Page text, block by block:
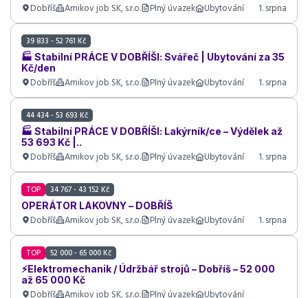
Dobříš Amikov job SK, s.r.o. Plný úvazek Ubytování 1. srpna
39 833 - 52 761 Kč
🏭 Stabilní PRÁCE V DOBŘÍŠI: Svářeč | Ubytování za 35
Kč/den
Dobříš Amikov job SK, s.r.o. Plný úvazek Ubytování 1. srpna
44 434 - 53 693 Kč
🏭 Stabilní PRÁCE V DOBŘÍŠI: Lakýrník/ce – Výdělek až
53 693 Kč |..
Dobříš Amikov job SK, s.r.o. Plný úvazek Ubytování 1. srpna
TOP 34 767 - 43 152 Kč
OPERÁTOR LAKOVNY – DOBŘÍŠ
Dobříš Amikov job SK, s.r.o. Plný úvazek Ubytování 1. srpna
TOP 52 000 - 65 000 Kč
⚡Elektromechanik / Údržbář strojů – Dobříš – 52 000
až 65 000 Kč
Dobříš Amikov job SK, s.r.o. Plný úvazek Ubytování